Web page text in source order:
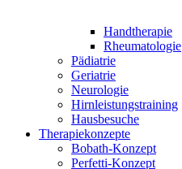
Handtherapie
Rheumatologie
Pädiatrie
Geriatrie
Neurologie
Hirnleistungstraining
Hausbesuche
Therapiekonzepte
Bobath-Konzept
Perfetti-Konzept